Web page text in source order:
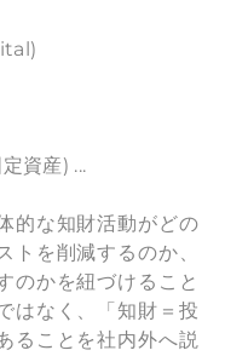
資産) ...
的な知財活動がどの
トを削減するのか、
のかを紐づけること
はなく、「知財＝投
ることを社内外へ説